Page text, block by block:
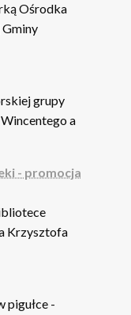
Ośrodka
grupy
a
- promocja
Krzysztofa
pigułce -